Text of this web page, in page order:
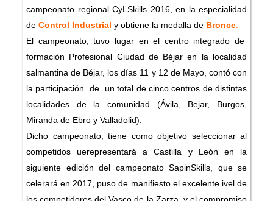
campeonato regional CyLSkills 2016, en la especialidad
de Control Industrial y obtiene la medalla de Bronce
El campeonato, tuvo lugar en el centro integrado de
formación Profesional Ciudad de Béjar en la localidad
salmantina de Béjar, los días 11 y 12 de Mayo, contó con
la participación de un total de cinco centros de distintas
localidades de la comunidad (Ávila, Bejar, Burgos,
Miranda de Ebro y Valladolid).
Dicho campeonato, tiene como objetivo seleccionar al
competidos uerepresentará a Castilla y León en la
siguiente edición del campeonato SapinSkills, que se
celerará en 2017, puso de manifiesto el excelente ivel de